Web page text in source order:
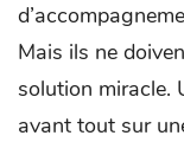
Mais ils ne
solution miracle.
avant tout sur